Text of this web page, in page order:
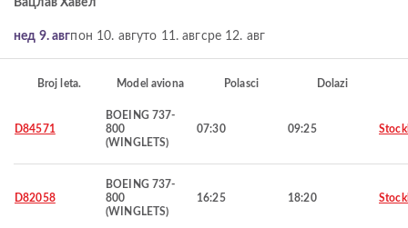
Вацлав Хавел
нед 9. авгпон 10. авгуто 11. авгсре 12. авг
Broj leta. Model aviona Polasci Dolazi
D84571
BOEING 737-
800
(WINGLETS)
07:30 09:25
D82058
BOEING 737-
800
(WINGLETS)
16:25 18:20